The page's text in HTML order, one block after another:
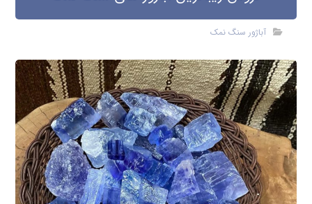
آباژور سنگ نمک